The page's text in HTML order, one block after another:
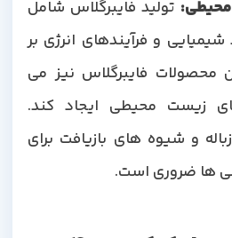
تولید فایبرگلاس شامل
و فرآیندهای انرژی بر
فایبرگلاس نیز می
محیطی ایجاد کند.
و شیوه های بازیافت برای
ضروری است.